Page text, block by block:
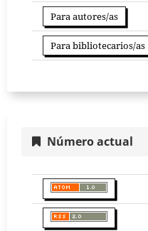
Para autores/as
Para bibliotecarios/as
Número actual